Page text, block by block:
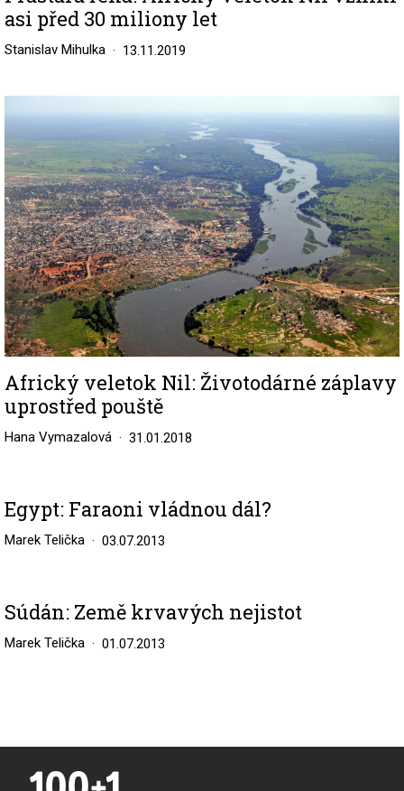
asi před 30 miliony let
Stanislav Mihulka 13.11.2019
Africký veletok Nil: Životodárné záplavy
uprostřed pouště
Hana Vymazalová 31.01.2018
Egypt: Faraoni vládnou dál?
Marek Telička 03.07.2013
Súdán: Země krvavých nejistot
Marek Telička 01.07.2013